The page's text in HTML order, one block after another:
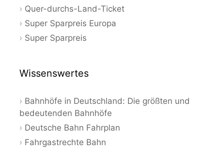
Quer-durchs-Land-Ticket
Super Sparpreis Europa
Super Sparpreis
Wissenswertes
Bahnhöfe in Deutschland: Die größten und
bedeutenden Bahnhöfe
Deutsche Bahn Fahrplan
Fahrgastrechte Bahn